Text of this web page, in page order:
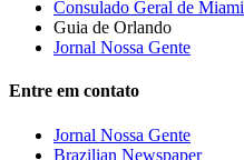
Consulado Geral de Miami
Guia de Orlando
Jornal Nossa Gente
Entre em contato
Jornal Nossa Gente
Brazilian Newspaper